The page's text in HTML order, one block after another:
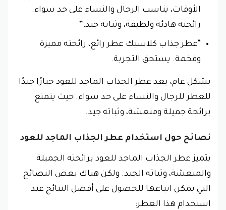
الأوقات، يناسب الرجال والنساء على حد سواء.
رائحته هادئة ولطيفة، وثباته جيد.”
“عطر جذاب كلاسيك عطر رائع، رائحته مميزة
وفخمة. يستحق التجربة.
بشكل عام، يعد عطر الجذاب الماجد للعود خيارًا جيدًا
للعطر للرجال والنساء على حد سواء. حيث يتمتع
برائحة جميلة ومنعشة، وثباته جيد.
نصائح حول استخدام عطر الجذاب الماجد للعود
يتميز عطر الجذاب الماجد للعود برائحته الجميلة
والمنعشة، وثباته الجيد. ولكن هناك بعض النصائح
التي يمكن اتباعها للحصول على أفضل النتائج عند
استخدام هذا العطر: